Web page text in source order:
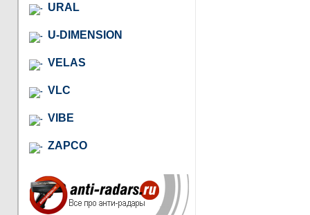
URAL
U-DIMENSION
VELAS
VLC
VIBE
ZAPCO